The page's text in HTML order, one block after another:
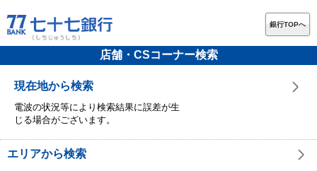
銀行TOPへ
店舗・CSコーナー検索
現在地から検索
電波の状況等により検索結果に誤差が生
じる場合がございます。
エリアから検索